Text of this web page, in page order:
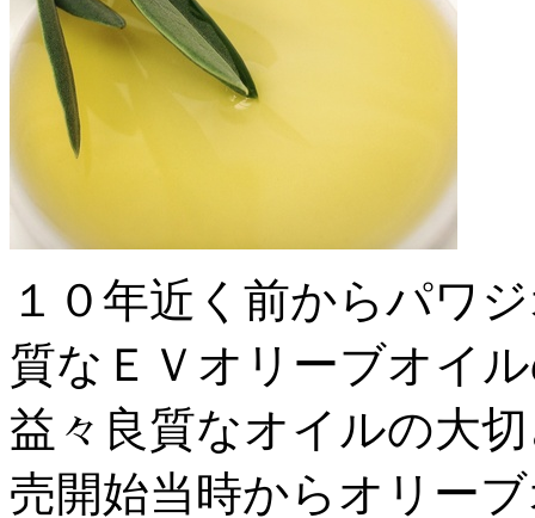
１０年近く前からパワ
質なＥＶオリーブオイ
益々良質なオイルの大
売開始当時からオリー